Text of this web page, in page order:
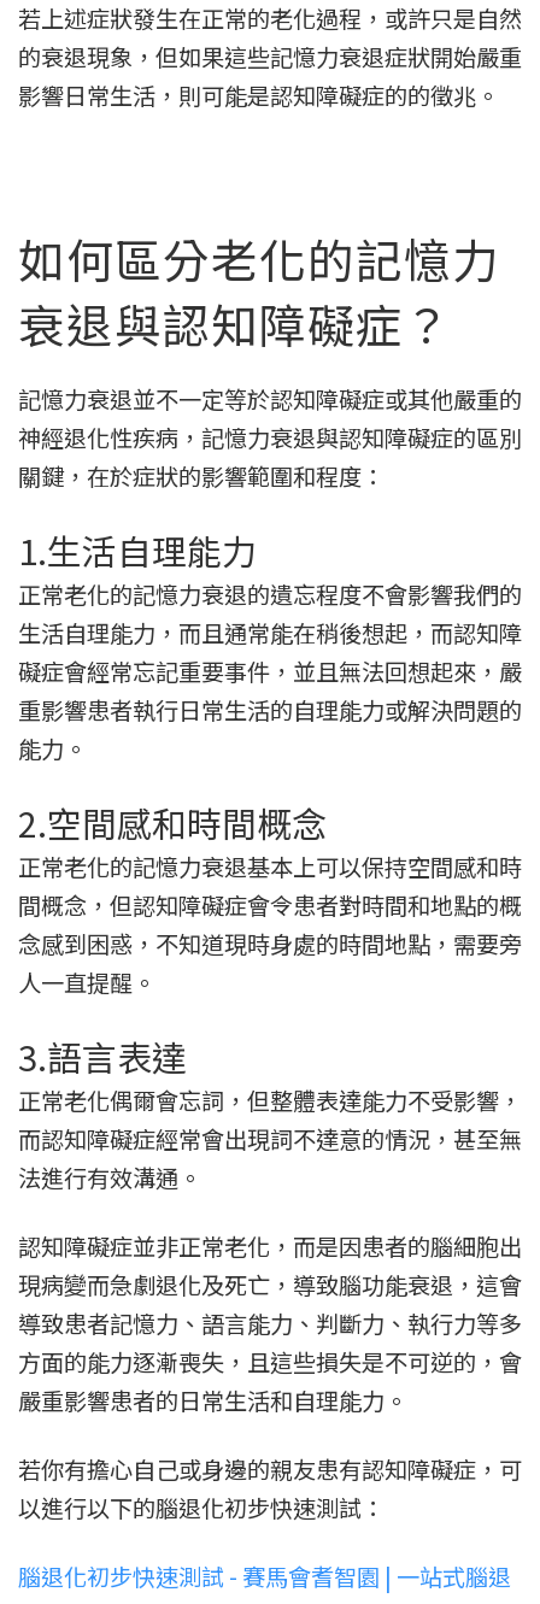
若上述症狀發生在正常的老化過程，或許只是自然
的衰退現象，但如果這些記憶力衰退症狀開始嚴重
影響日常生活，則可能是認知障礙症的的徵兆。
如何區分老化的記憶力
衰退與認知障礙症？
記憶力衰退並不一定等於認知障礙症或其他嚴重的
神經退化性疾病，記憶力衰退與認知障礙症的區別
關鍵，在於症狀的影響範圍和程度：
1.生活自理能力
正常老化的記憶力衰退的遺忘程度不會影響我們的
生活自理能力，而且通常能在稍後想起，而認知障
礙症會經常忘記重要事件，並且無法回想起來，嚴
重影響患者執行日常生活的自理能力或解決問題的
能力。
2.空間感和時間概念
正常老化的記憶力衰退基本上可以保持空間感和時
間概念，但認知障礙症會令患者對時間和地點的概
念感到困惑，不知道現時身處的時間地點，需要旁
人一直提醒。
3.語言表達
正常老化偶爾會忘詞，但整體表達能力不受影響，
而認知障礙症經常會出現詞不達意的情況，甚至無
法進行有效溝通。
認知障礙症並非正常老化，而是因患者的腦細胞出
現病變而急劇退化及死亡，導致腦功能衰退，這會
導致患者記憶力、語言能力、判斷力、執行力等多
方面的能力逐漸喪失，且這些損失是不可逆的，會
嚴重影響患者的日常生活和自理能力。
若你有擔心自己或身邊的親友患有認知障礙症，可
以進行以下的腦退化初步快速測試：
腦退化初步快速測試 - 賽馬會耆智園 | 一站式腦退